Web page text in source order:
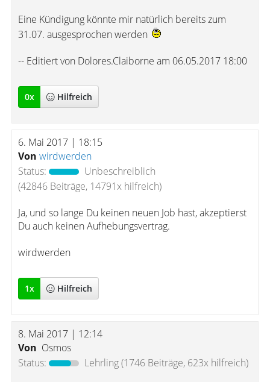
Eine Kündigung könnte mir natürlich bereits zum
31.07. ausgesprochen werden
-- Editiert von Dolores.Claiborne am 06.05.2017 18:00
0x Hilfreich
6. Mai 2017 | 18:15
Von wirdwerden
Status:
Unbeschreiblich
(42846 Beiträge, 14791x hilfreich)
Ja, und so lange Du keinen neuen Job hast, akzeptierst
Du auch keinen Aufhebungsvertrag.
wirdwerden
1x Hilfreich
8. Mai 2017 | 12:14
Von Osmos
Status:
Lehrling(1746 Beiträge, 623x hilfreich)